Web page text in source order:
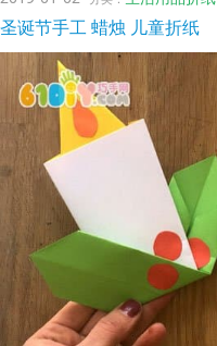
圣诞节手工蜡烛 儿童折纸